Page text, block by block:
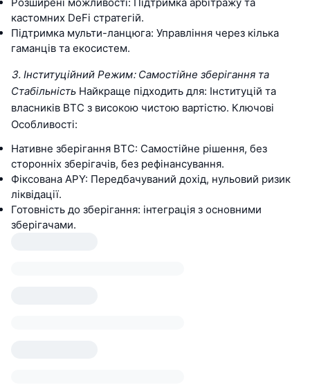
кастомних DeFi стратегій.
Підтримка мульти-ланцюга: Управління через кілька
гаманців та екосистем.
3. Інституційний Режим: Самостійне зберігання та
Стабільність Найкраще підходить для: Інституцій та
власників BTC з високою чистою вартістю. Ключові
Особливості:
Нативне зберігання BTC: Самостійне рішення, без
сторонніх зберігачів, без рефінансування.
Фіксована APY: Передбачуваний дохід, нульовий ризик
ліквідації.
Готовність до зберігання: інтеграція з основними
зберігачами.